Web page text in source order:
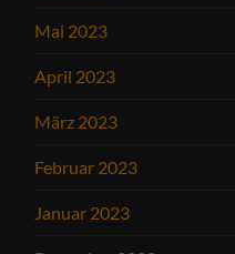
Mai 2023
April 2023
März 2023
Februar 2023
Januar 2023